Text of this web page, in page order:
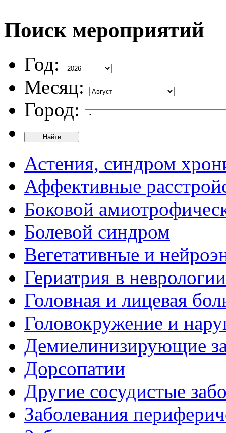
Поиск мероприятий
Год:
Месяц:
Город:
Найти
Астения, синдром
Аффективные
Боковой
Болевой синдром
Вегетативные и
Гериатрия в неврологии
Головная и лицевая
Головокружение и
Демиелинизирующие
Дорсопатии
Другие сосудистые
Заболевания